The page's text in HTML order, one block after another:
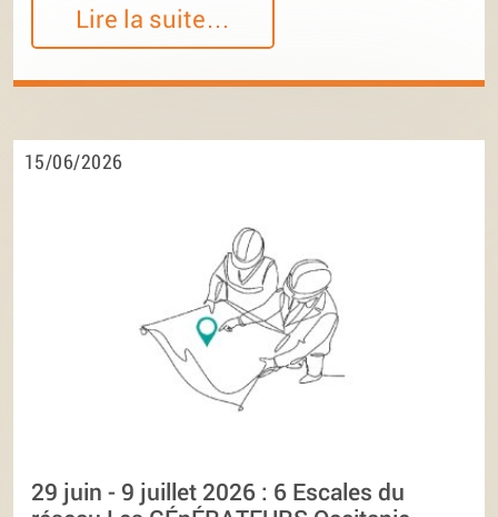
Lire la suite…
15/06/2026
29 juin - 9 juillet 2026 : 6 Escales du